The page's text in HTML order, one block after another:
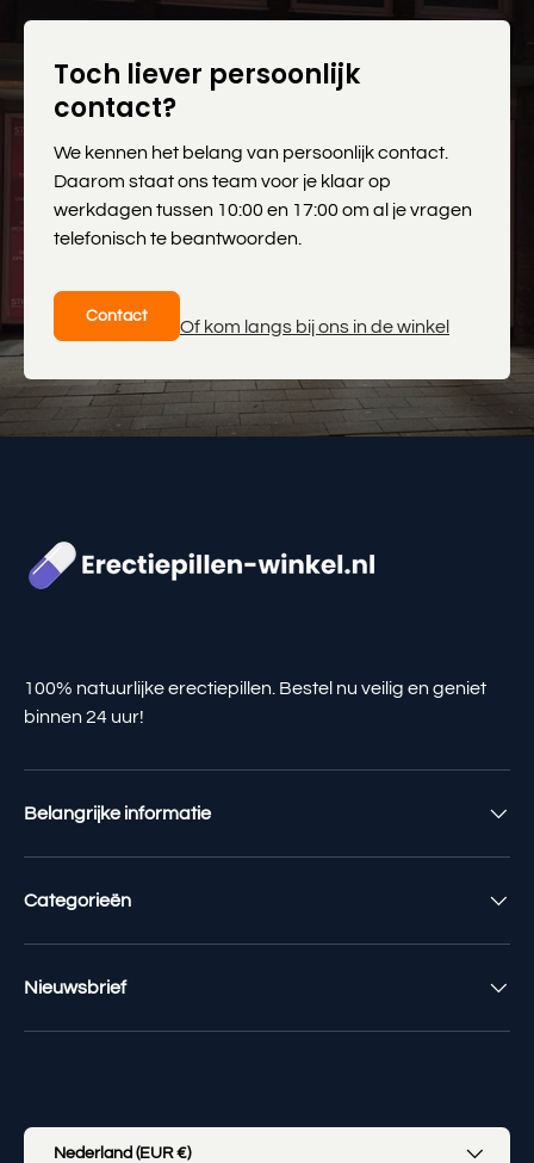
Toch liever persoonlijk
contact?
We kennen het belang van persoonlijk contact.
Daarom staat ons team voor je klaar op
werkdagen tussen 10:00 en 17:00 om al je vragen
telefonisch te beantwoorden.
Contact
Of kom langs bij ons in de winkel
100% natuurlijke erectiepillen. Bestel nu veilig en geniet
binnen 24 uur!
Belangrijke informatie
Categorieën
Nieuwsbrief
Land/Regio
Nederland (EUR €)